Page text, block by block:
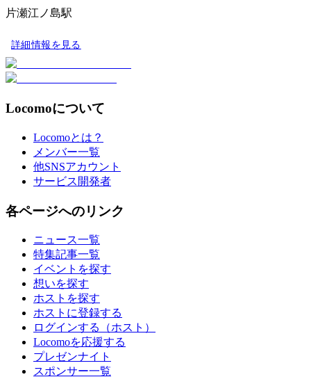
片瀬江ノ島駅
詳細情報を見る
Locomoについて
Locomoとは？
メンバー一覧
他SNSアカウント
サービス開発者
各ページへのリンク
ニュース一覧
特集記事一覧
イベントを探す
想いを探す
ホストを探す
ホストに登録する
ログインする（ホスト）
Locomoを応援する
プレゼンナイト
スポンサー一覧